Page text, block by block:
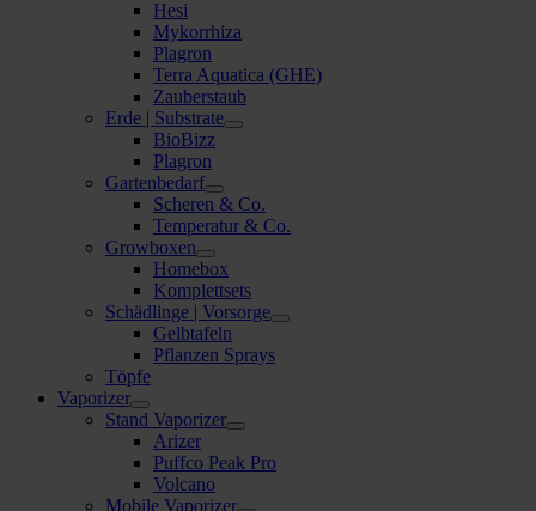
Hesi
Mykorrhiza
Plagron
Terra Aquatica (GHE)
Zauberstaub
Erde | Substrate
BioBizz
Plagron
Gartenbedarf
Scheren & Co.
Temperatur & Co.
Growboxen
Homebox
Komplettsets
Schädlinge | Vorsorge
Gelbtafeln
Pflanzen Sprays
Töpfe
Vaporizer
Stand Vaporizer
Arizer
Puffco Peak Pro
Volcano
Mobile Vaporizer